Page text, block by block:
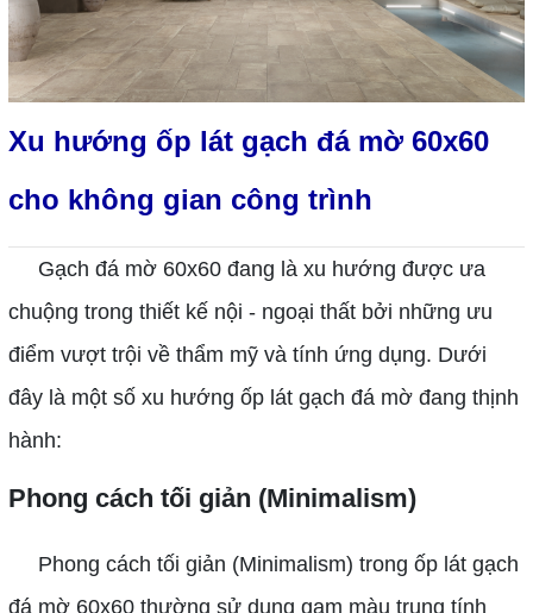
Xu hướng ốp lát gạch đá mờ 60x60
cho không gian công trình
Gạch đá mờ 60x60 đang là xu hướng được ưa
chuộng trong thiết kế nội - ngoại thất bởi những ưu
điểm vượt trội về thẩm mỹ và tính ứng dụng. Dưới
đây là một số xu hướng ốp lát gạch đá mờ đang thịnh
hành:
Phong cách tối giản (Minimalism)
Phong cách tối giản (Minimalism) trong ốp lát gạch
đá mờ 60x60 thường sử dụng gam màu trung tính